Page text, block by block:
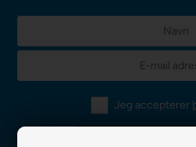
Jeg accepterer